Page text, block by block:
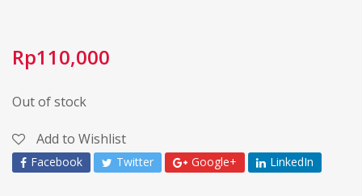
Rp110,000
Out of stock
Add to Wishlist
Facebook Twitter Google+ LinkedIn